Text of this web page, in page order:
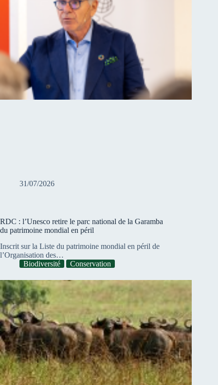
31/07/2026
RDC : l’Unesco retire le parc national de la Garamba
du patrimoine mondial en péril
Inscrit sur la Liste du patrimoine mondial en péril de
l’Organisation des…
Biodiversité
Conservation